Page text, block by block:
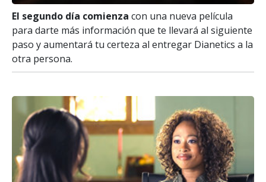
El segundo día comienza con una nueva película
para darte más información que te llevará al siguiente
paso y aumentará tu certeza al entregar Dianetics a la
otra persona.